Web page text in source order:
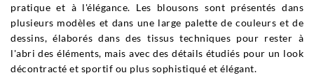
pratique et à l'élégance. Les blousons sont présentés dans
plusieurs modèles et dans une large palette de couleurs et de
dessins, élaborés dans des tissus techniques pour rester à
l'abri des éléments, mais avec des détails étudiés pour un look
décontracté et sportif ou plus sophistiqué et élégant.